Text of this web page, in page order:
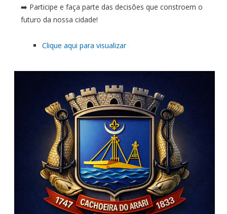
➡️ Participe e faça parte das decisões que constroem o
futuro da nossa cidade!
Clique aqui para visualizar